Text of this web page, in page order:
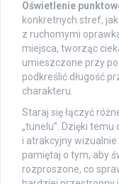
Oświetlenie
konkretnych stref,
z ruchomymi
miejsca, tworząc
umieszczone przy
podkreślić długość
charakteru.
Staraj się łączyć
„tunelu”. Dzięki
i atrakcyjny
pamiętaj o tym, aby
rozproszone, co